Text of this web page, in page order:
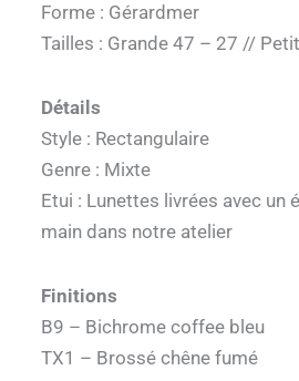
Forme : Gérardmer
Tailles : Grande 47 – 27 //
Détails
Style : Rectangulaire
Genre : Mixte
Etui : Lunettes livrées avec un
main dans notre atelier
Finitions
B9 – Bichrome coffee bleu
TX1 – Brossé chêne fumé